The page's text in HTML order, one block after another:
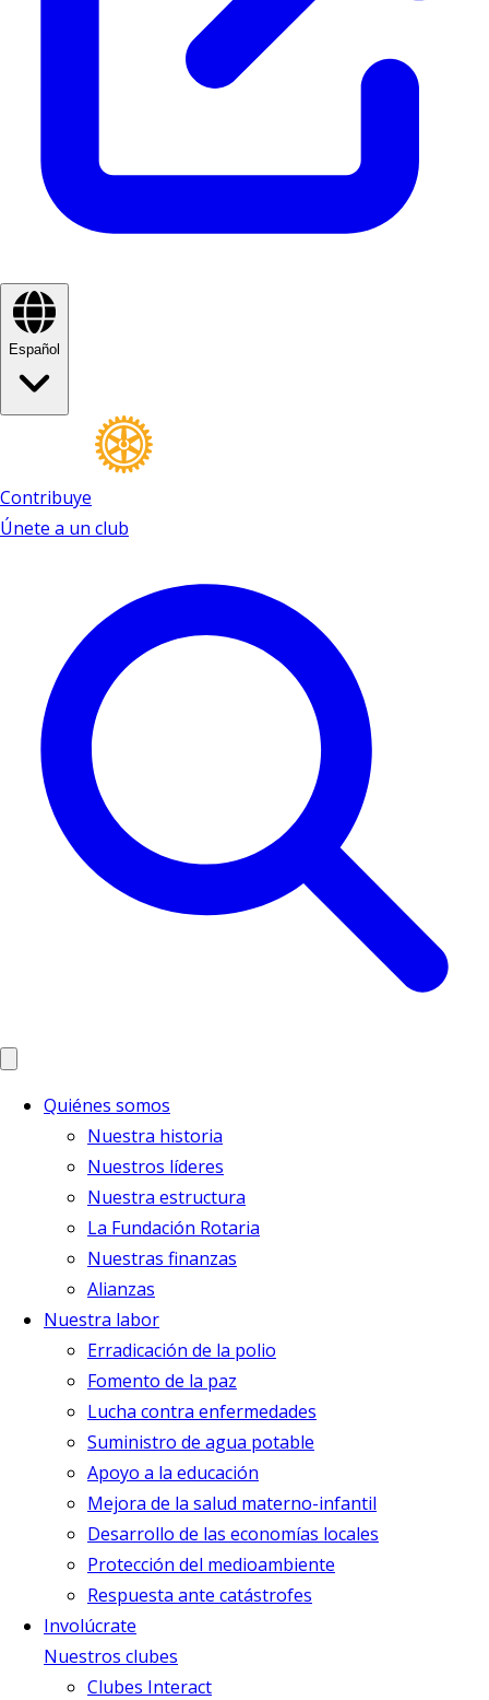
Español
Contribuye
Únete a un club
Quiénes somos
Nuestra historia
Nuestros líderes
Nuestra estructura
La Fundación Rotaria
Nuestras finanzas
Alianzas
Nuestra labor
Erradicación de la polio
Fomento de la paz
Lucha contra enfermedades
Suministro de agua potable
Apoyo a la educación
Mejora de la salud materno-infantil
Desarrollo de las economías locales
Protección del medioambiente
Respuesta ante catástrofes
Involúcrate
Nuestros clubes
Clubes Interact